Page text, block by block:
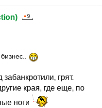
грят.
края, где еще, по
ноги